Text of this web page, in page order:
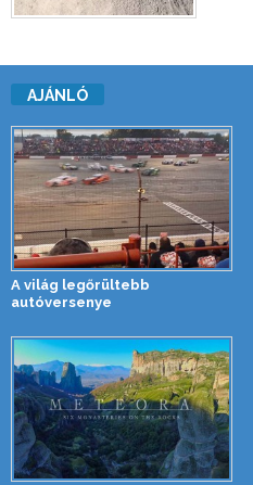
AJÁNLÓ
A világ legőrültebb
autóversenye